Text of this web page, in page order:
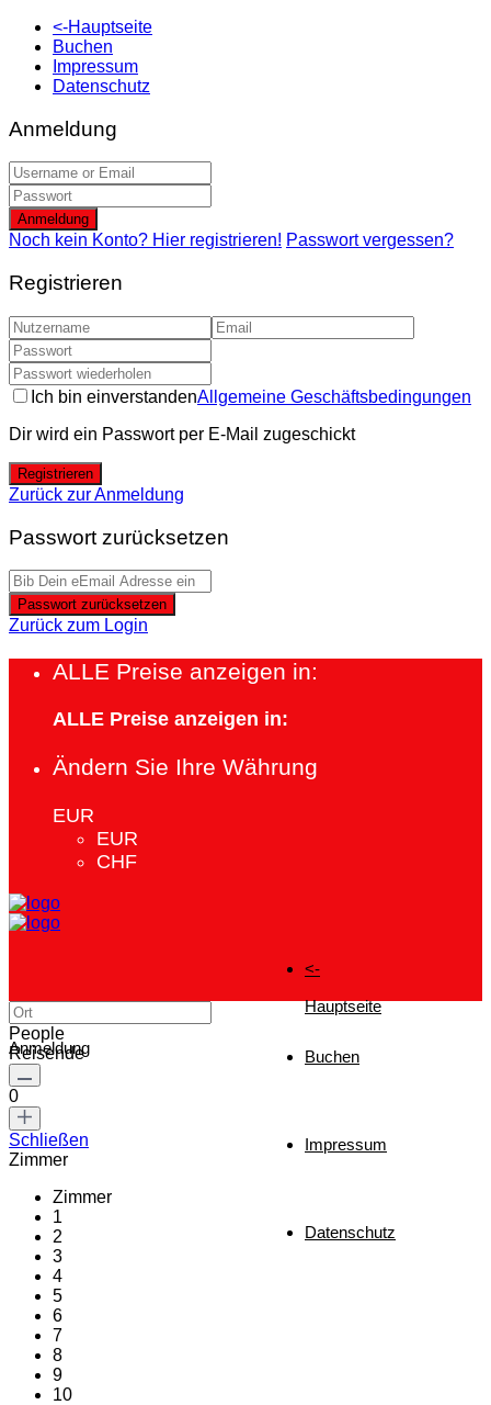
<-Hauptseite
Buchen
Impressum
Datenschutz
Anmeldung
Anmeldung
Noch kein Konto? Hier registrieren! Passwort vergessen?
Registrieren
Ich bin einverstandenAllgemeine Geschäftsbedingungen
Dir wird ein Passwort per E-Mail zugeschickt
Registrieren
Zurück zur Anmeldung
Passwort zurücksetzen
Passwort zurücksetzen
Zurück zum Login
ALLE Preise anzeigen in:
ALLE Preise anzeigen in:
Ändern Sie Ihre Währung
EUR
EUR
CHF
<-
Hauptseite
Buchen
Impressum
Datenschutz
Anmeldung
People
Reisende
0
Schließen
Zimmer
Zimmer
1
2
3
4
5
6
7
8
9
10